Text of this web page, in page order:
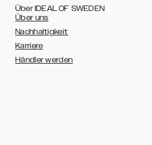
Über IDEAL OF SWEDEN
Über uns
Nachhaltigkeit
Karriere
Händler werden